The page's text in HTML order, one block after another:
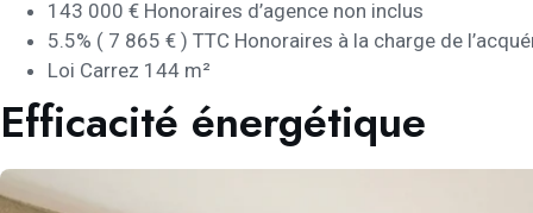
143 000 € Honoraires d’agence non inclus
5.5% ( 7 865 € ) TTC Honoraires à la charge de
Loi Carrez 144 m²
Efficacité énergétique